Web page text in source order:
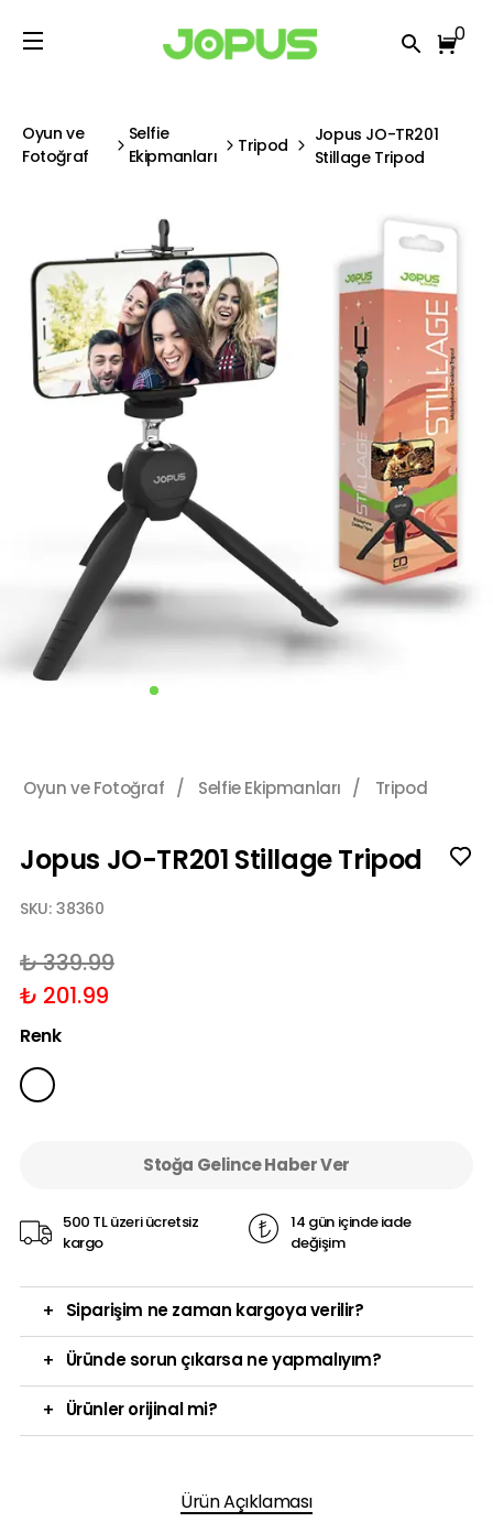
0
Oyun ve
Fotoğraf
Selfie
Ekipmanları
Tripod
Jopus JO-TR201
Stillage Tripod
Oyun ve Fotoğraf / Selfie Ekipmanları / Tripod
Jopus JO-TR201 Stillage Tripod
SKU: 38360
₺ 339.99
₺ 201.99
Renk
Stoğa Gelince Haber Ver
500 TL üzeri ücretsiz
kargo
14 gün içinde iade
değişim
+ Siparişim ne zaman kargoya verilir?
+ Üründe sorun çıkarsa ne yapmalıyım?
+ Ürünler orijinal mi?
Ürün Açıklaması